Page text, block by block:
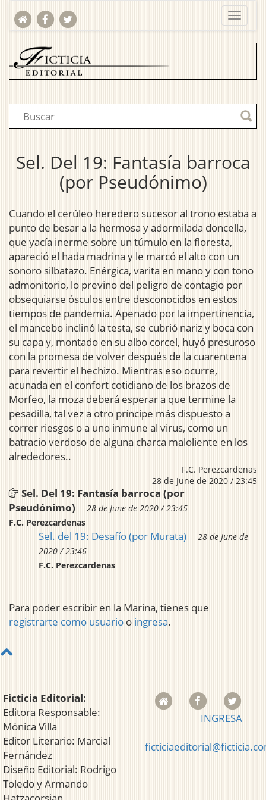
Sel. Del 19: Fantasía barroca
(por Pseudónimo)
Cuando el cerúleo heredero sucesor al trono estaba a
punto de besar a la hermosa y adormilada doncella,
que yacía inerme sobre un túmulo en la floresta,
apareció el hada madrina y le marcó el alto con un
sonoro silbatazo. Enérgica, varita en mano y con tono
admonitorio, lo previno del peligro de contagio por
obsequiarse ósculos entre desconocidos en estos
tiempos de pandemia. Apenado por la impertinencia,
el mancebo inclinó la testa, se cubrió nariz y boca con
su capa y, montado en su albo corcel, huyó presuroso
con la promesa de volver después de la cuarentena
para revertir el hechizo. Mientras eso ocurre,
acunada en el confort cotidiano de los brazos de
Morfeo, la moza deberá esperar a que termine la
pesadilla, tal vez a otro príncipe más dispuesto a
correr riesgos o a uno inmune al virus, como un
batracio verdoso de alguna charca maloliente en los
alrededores..
F.C. Perezcardenas
28 de June de 2020 / 23:45
Sel. Del 19: Fantasía barroca (por
Pseudónimo)
28 de June de 2020 / 23:45
F.C. Perezcardenas
Sel. del 19: Desafío (por Murata)
28 de June de
2020 / 23:46
F.C. Perezcardenas
Para poder escribir en la Marina, tienes que
registrarte como usuario o ingresa.
Ficticia Editorial:
Editora Responsable:
Mónica Villa
Editor Literario: Marcial
Fernández
Diseño Editorial: Rodrigo
Toledo y Armando
INGRESA